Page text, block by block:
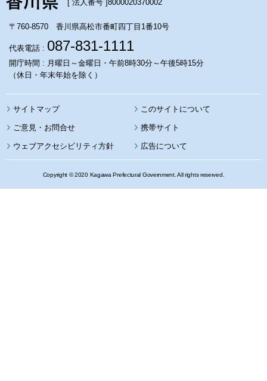
[ 法人番号 ]8000020370002
〒760-8570 香川県高松市番町四丁目1番10号
代表電話 : 087-831-1111
開庁時間 : 月曜日～金曜日・午前8時30分～午後5時15分
（休日・年末年始を除く）
サイトマップ このサイトについて
携帯サイト
ウェブアクセシビリティ方針 広告について
Copyright © 2020 Kagawa Prefectural Government. All rights reserved.